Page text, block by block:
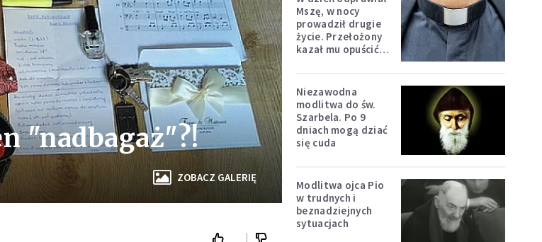
"nadbagaż"?!
ZOBACZ GALERIĘ
Mszę, w nocy
prowadził drugie
życie. Przełożony
kazał mu opuścić
Niezawodna
modlitwa do św.
Szarbela. Po 9
dniach mogą dziać
się cuda
Modlitwa ojca Pio
w trudnych i
beznadziejnych
sytuacjach